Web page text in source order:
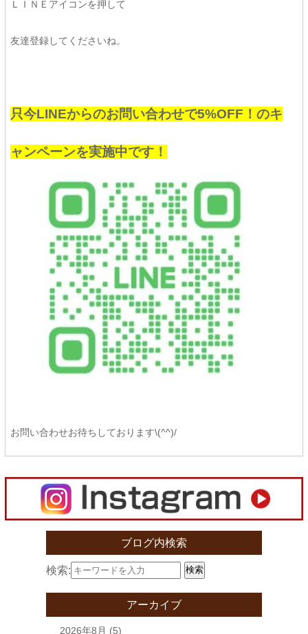
ＬＩＮＥアイコンを押して
友達登録してくださいね。
只今LINEからのお問い合わせで5%OFF！のキ
ャンペーンを実施中です！
お問い合わせお待ちしております\(^^)/
ブログ内検索
検索: 検索
アーカイブ
2026年8月 (5)